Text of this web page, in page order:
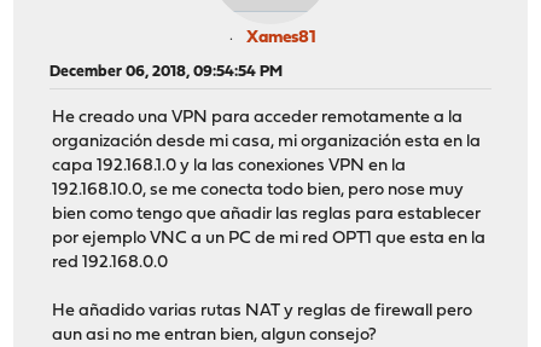
Xames81
December 06, 2018, 09:54:54 PM
He creado una VPN para acceder remotamente a la
organización desde mi casa, mi organización esta en la
capa 192.168.1.0 y la las conexiones VPN en la
192.168.10.0, se me conecta todo bien, pero nose muy
bien como tengo que añadir las reglas para establecer
por ejemplo VNC a un PC de mi red OPT1 que esta en la
red 192.168.0.0
He añadido varias rutas NAT y reglas de firewall pero
aun asi no me entran bien, algun consejo?